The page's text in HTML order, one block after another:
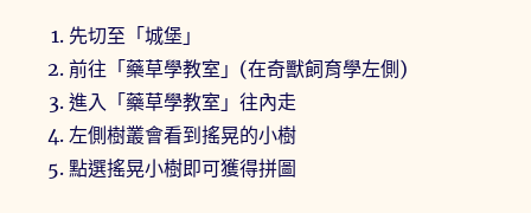
先切至「城堡」
前往「藥草學教室」(在奇獸飼育學左側)
進入「藥草學教室」往內走
左側樹叢會看到搖晃的小樹
點選搖晃小樹即可獲得拼圖